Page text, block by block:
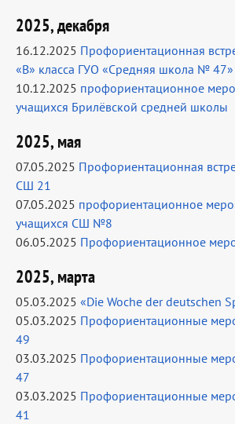
2025, декабря
16.12.2025 Профориентационная
«В» класса ГУО «Средняя школа № 47»
10.12.2025 профориентационное
учащихся Брилёвской средней школы
2025, мая
07.05.2025 Профориентационная
СШ 21
07.05.2025 профориентационное
учащихся СШ №8
06.05.2025 Профориентационное
2025, марта
05.03.2025 «Die Woche der deutschen
05.03.2025 Профориентационные
49
03.03.2025 Профориентационные
47
03.03.2025 Профориентационные
41